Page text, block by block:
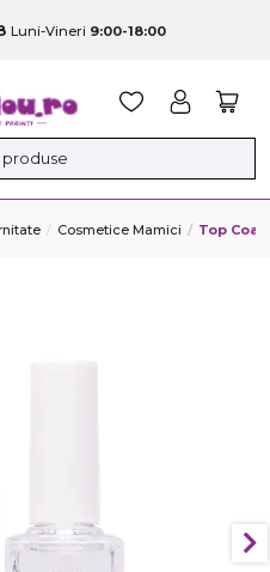
Luni-Vineri 9:00-18:00
Cosmetice Mamici Top